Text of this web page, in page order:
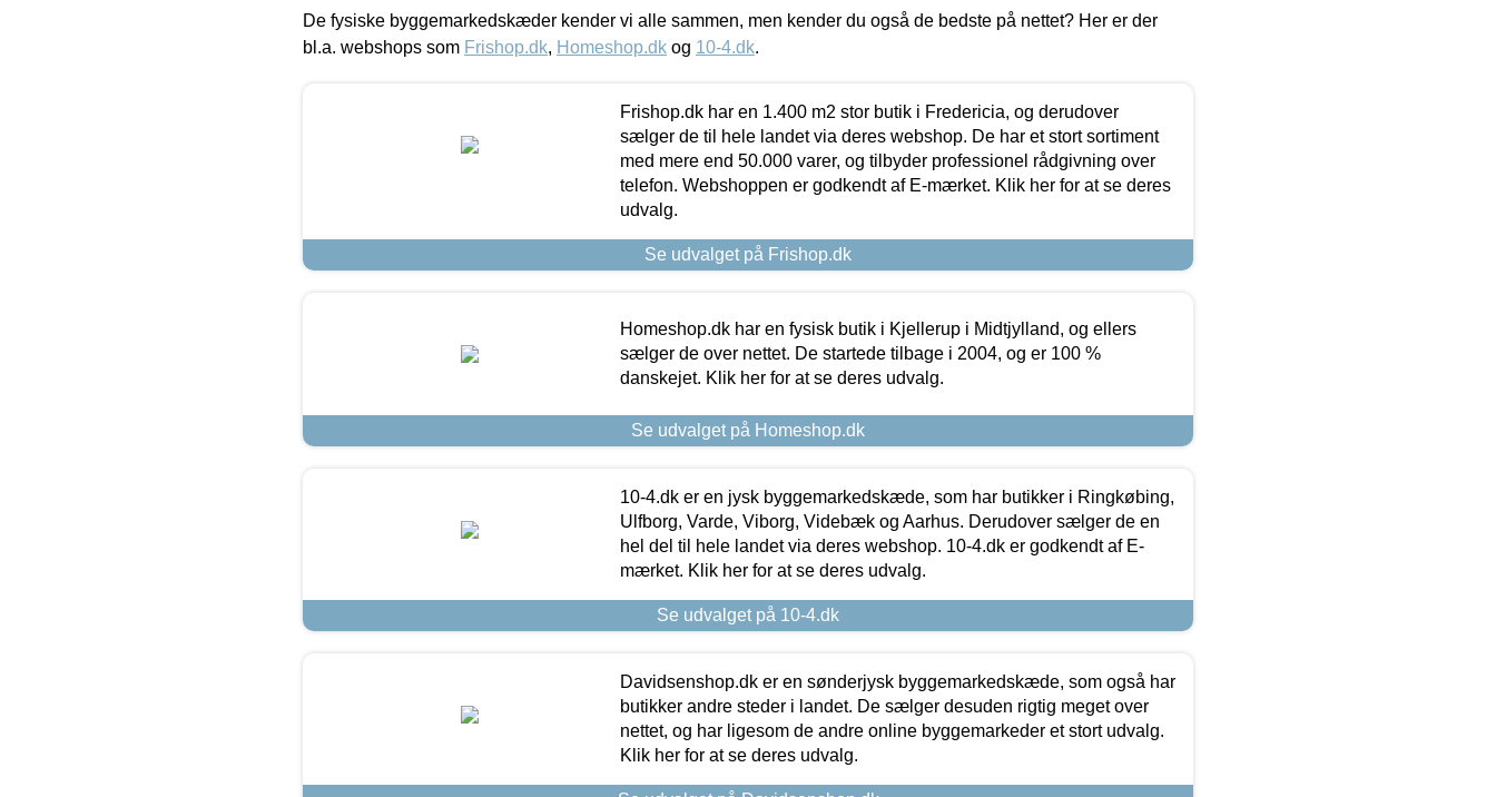
De fysiske byggemarkedskæder kender vi alle sammen, men kender du også de bedste på nettet? Her er der
bl.a. webshops som Frishop.dk, Homeshop.dk og 10-4.dk.
Frishop.dk har en 1.400 m2 stor butik i Fredericia, og derudover
sælger de til hele landet via deres webshop. De har et stort sortiment
med mere end 50.000 varer, og tilbyder professionel rådgivning over
telefon. Webshoppen er godkendt af E-mærket. Klik her for at se deres
udvalg.
Se udvalget på Frishop.dk
Homeshop.dk har en fysisk butik i Kjellerup i Midtjylland, og ellers
sælger de over nettet. De startede tilbage i 2004, og er 100 %
danskejet. Klik her for at se deres udvalg.
Se udvalget på Homeshop.dk
10-4.dk er en jysk byggemarkedskæde, som har butikker i Ringkøbing,
Ulfborg, Varde, Viborg, Videbæk og Aarhus. Derudover sælger de en
hel del til hele landet via deres webshop. 10-4.dk er godkendt af E-
mærket. Klik her for at se deres udvalg.
Se udvalget på 10-4.dk
Davidsenshop.dk er en sønderjysk byggemarkedskæde, som også har
butikker andre steder i landet. De sælger desuden rigtig meget over
nettet, og har ligesom de andre online byggemarkeder et stort udvalg.
Klik her for at se deres udvalg.